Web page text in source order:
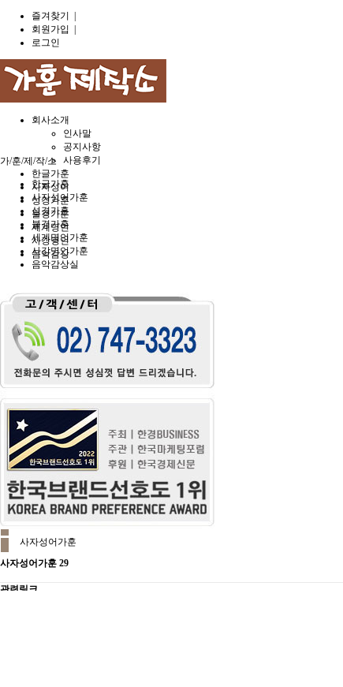
즐겨찾기
회원가입
로그인
회사소개
인사말
공지사항
사용후기
한글가훈
사자성어
성경가훈
불경가훈
세계명언
사강명언
음악감상
가/훈/제/작/소
한글가훈
사자성어가훈
성경가훈
불경가훈
세계명언가훈
사강명언가훈
음악감상실
사자성어가훈
사자성어가훈 29
관련링크